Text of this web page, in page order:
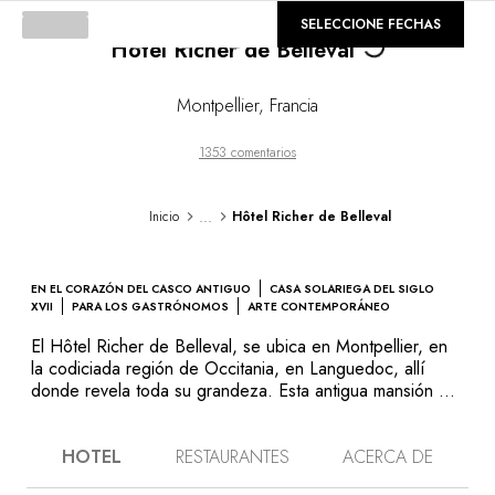
GALERÍA
Hôtel Richer de Belleval
Loading...
Montpellier, Francia
1353 comentarios
Inicio ... Hôtel Richer de Belleval
EN EL CORAZÓN DEL CASCO ANTIGUO
CASA SOLARIEGA DEL SIGLO
XVII
PARA LOS GASTRÓNOMOS ARTE CONTEMPORÁNEO
El Hôtel Richer de Belleval, se ubica en Montpellier, en
la codiciada región de Occitania, en Languedoc, allí
donde revela toda su grandeza. Esta antigua mansión del
transformado en un auténtico hogar familiar y alberga
SELECCIONE FECHAS
HOTEL RESTAURANTES ACERCA DE